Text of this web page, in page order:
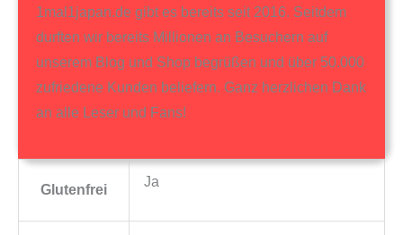
1mal1japan.de gibt es bereits seit 2016. Seitdem
durften wir bereits Millionen an Besuchern auf
unserem Blog und Shop begrüßen und über 50.000
zufriedene Kunden beliefern. Ganz herzlichen Dank
an alle Leser und Fans!
Glutenfrei
Ja